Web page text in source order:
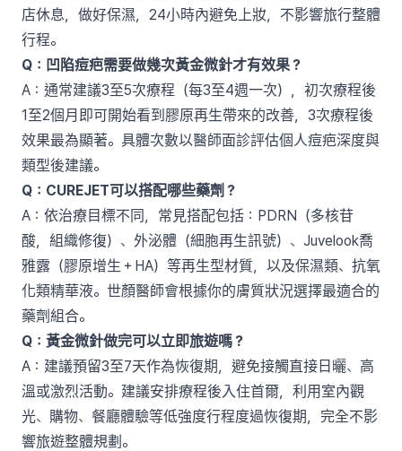
店休息，做好保濕，24小時內避免上妝，不影響旅行整體
行程。
Q：凹陷痘疤需要做幾次黃金微針才有效果？
A：通常建議3至5次療程（每3至4週一次），初次療程後
1至2個月即可開始看到膠原再生帶來的改善，3次療程後
效果最為顯著。具體次數以醫師面診評估個人痘疤深度與
類型後建議。
Q：CUREJET可以搭配哪些藥劑？
A：依治療目標不同，常見搭配包括：PDRN（多核苷
酸，組織修復）、外泌體（細胞再生訊號）、Juvelook喬
雅露（膠原增生＋HA）等再生型材質，以及保濕類、抗氧
化類精華液。世顏醫師會根據你的膚質狀況選擇最適合的
藥劑組合。
Q：黃金微針做完可以立即旅遊嗎？
A：建議預留3至7天作為恢復期，避免接觸直接日曬、高
溫或激烈活動。建議安排療程後入住首爾，利用室內觀
光、購物、餐廳體驗等低強度行程度過恢復期，完全不影
響旅遊整體規劃。